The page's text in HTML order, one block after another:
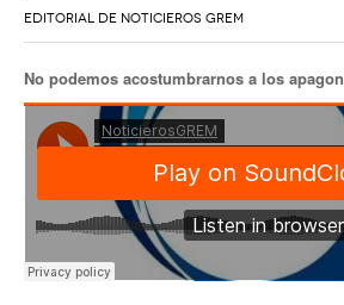
EDITORIAL DE NOTICIEROS GREM
No podemos acostumbrarnos a los